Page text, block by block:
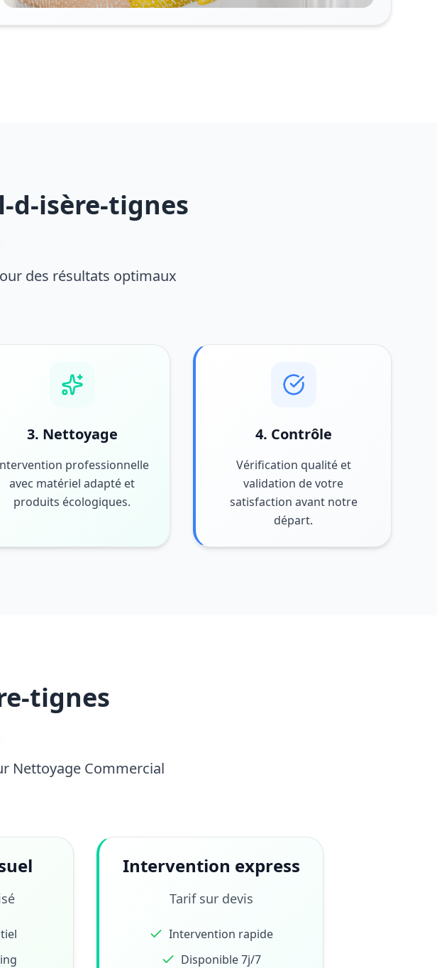
d-isère-tignes
des résultats optimaux
3. Nettoyage
professionnelle
avec matériel adapté et
produits écologiques.
4. Contrôle
Vérification qualité et
validation de votre
satisfaction avant notre
départ.
tignes
Nettoyage Commercial
Intervention express
Tarif sur devis
Intervention rapide
Disponible 7j/7